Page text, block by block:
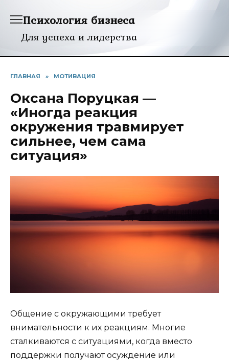
Психология бизнеса
Для успеха и лидерства
ГЛАВНАЯ » МОТИВАЦИЯ
Оксана Поруцкая —
«Иногда реакция
окружения травмирует
сильнее, чем сама
ситуация»
Общение с окружающими требует
внимательности к их реакциям. Многие
сталкиваются с ситуациями, когда вместо
поддержки получают осуждение или